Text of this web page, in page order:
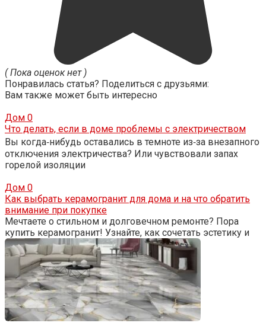
( Пока оценок нет )
Понравилась статья? Поделиться с друзьями:
Вам также может быть интересно
Дом 0
Что делать, если в доме проблемы с электричеством
Вы когда‑нибудь оставались в темноте из‑за внезапного
отключения электричества? Или чувствовали запах
горелой изоляции
Дом 0
Как выбрать керамогранит для дома и на что обратить
внимание при покупке
Мечтаете о стильном и долговечном ремонте? Пора
купить керамогранит! Узнайте, как сочетать эстетику и